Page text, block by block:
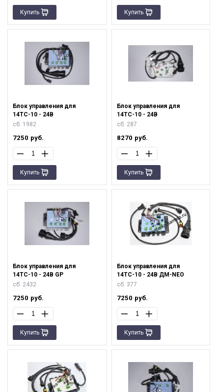
Купить Купить
Блок управления для
14ТС-10 - 24В
сб. 1982
7250 руб.
Купить
Блок управления для
14ТС-10 - 24В
сб. 287
8270 руб.
Купить
Блок управления для
14ТС-10 - 24В GP
сб. 2432
7250 руб.
Купить
Блок управления для
14ТС-10 - 24В ДМ-NEO
сб. 377
7250 руб.
Купить